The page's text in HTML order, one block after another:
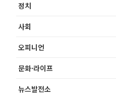
정치
사회
오피니언
문화·라이프
뉴스발전소